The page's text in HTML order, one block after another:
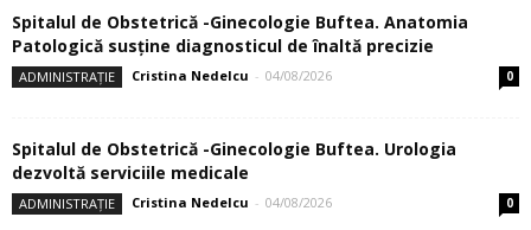
Spitalul de Obstetrică -Ginecologie Buftea. Anatomia
Patologică susţine diagnosticul de înaltă precizie
ADMINISTRAȚIE Cristina Nedelcu - 04/08/2026 0
Spitalul de Obstetrică -Ginecologie Buftea. Urologia
dezvoltă serviciile medicale
ADMINISTRAȚIE Cristina Nedelcu - 04/08/2026 0